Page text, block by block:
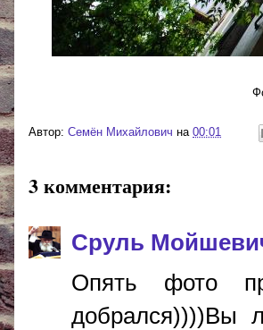
Автор: Cемён Михайлович на 00:01
3 комментария:
Сруль
Опять фото
добрался))))Вы